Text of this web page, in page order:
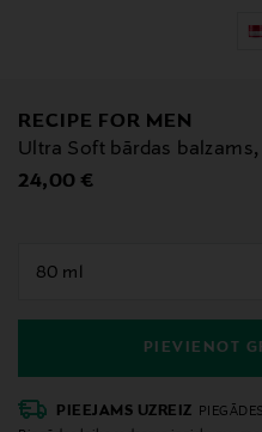
RECIPE FOR MEN
Ultra Soft bārdas
Original Price
24,00 €
PIEVIENOT
PIEEJAMS UZREIZ